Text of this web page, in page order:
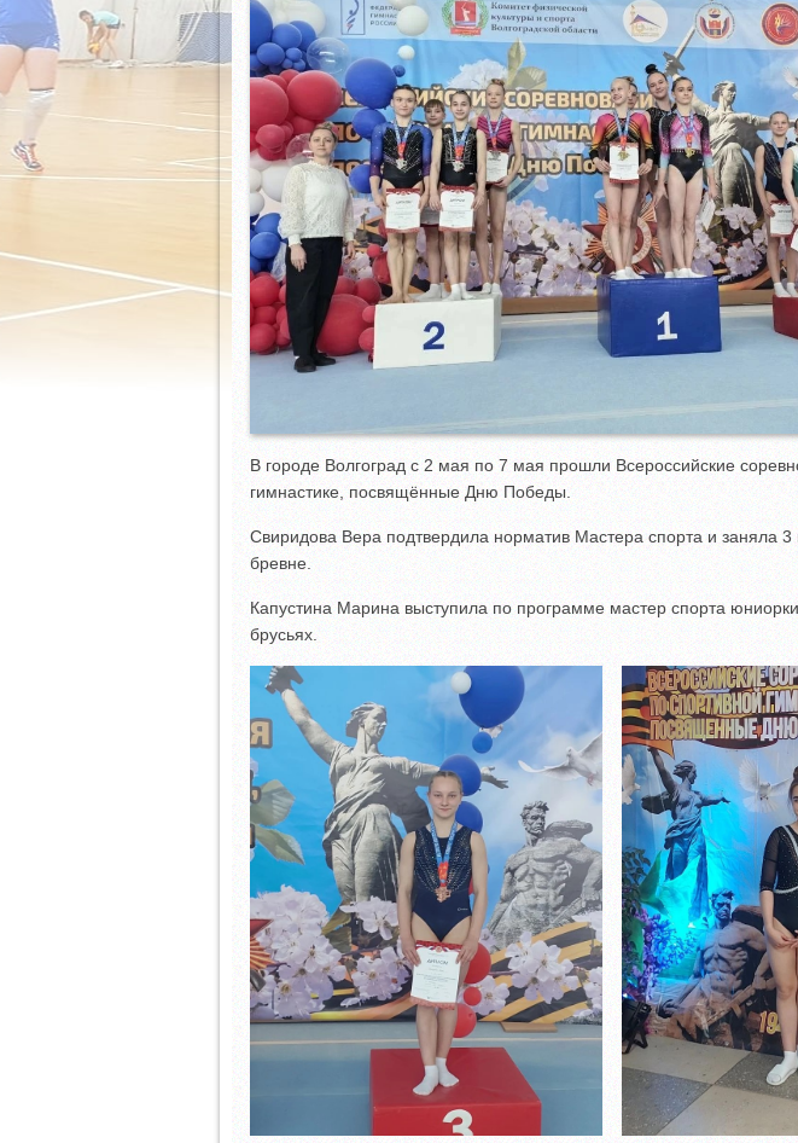
В городе Волгоград с 2 мая по 7 мая прошли Всероссийские
гимнастике, посвящённые Дню Победы.
Свиридова Вера подтвердила норматив Мастера спорта и заняла
бревне.
Капустина Марина выступила по программе мастер спорта
брусьях.